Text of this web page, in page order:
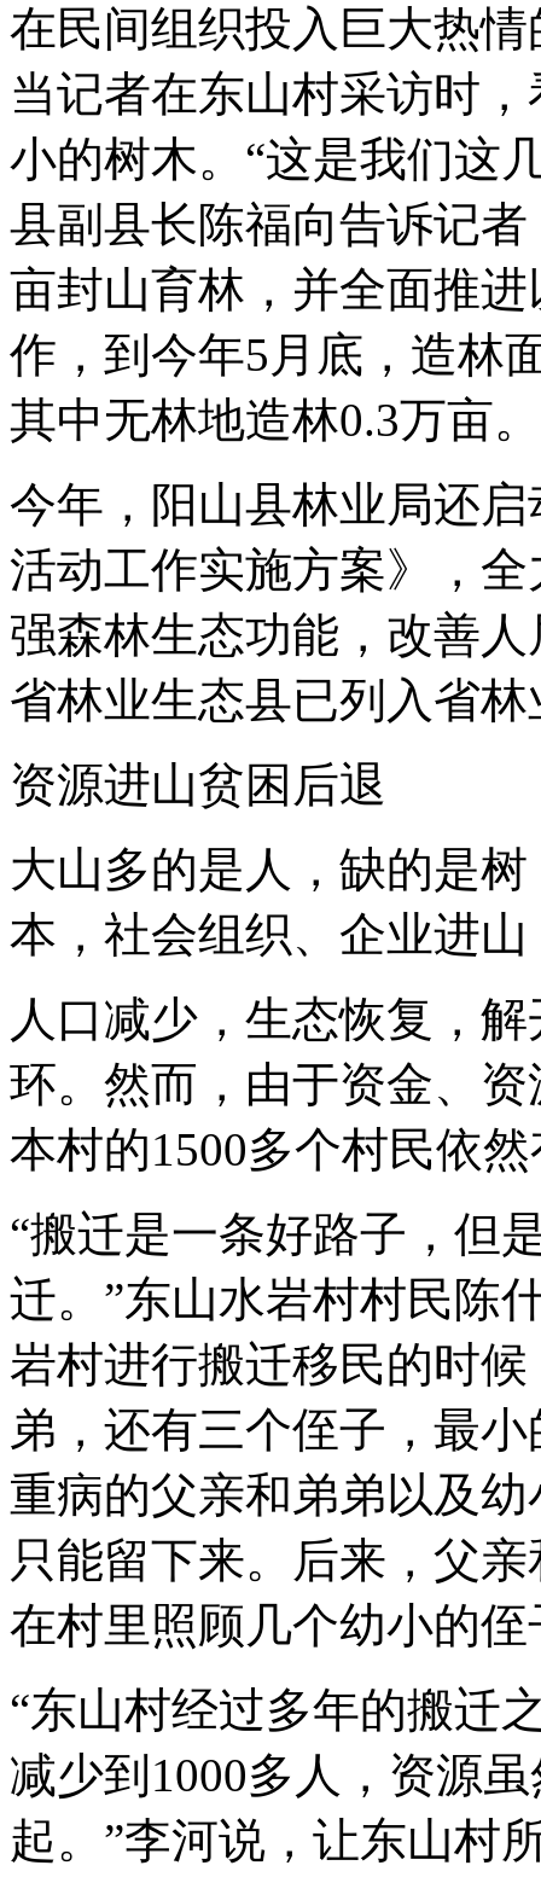
在民间组织投入巨大热
当记者在东山村采访时
小的树木。“这是我们这
县副县长陈福向告诉记
亩封山育林，并全面推
作，到今年5月底，造林
其中无林地造林0.3万亩。
今年，阳山县林业局还
活动工作实施方案》，
强森林生态功能，改善
省林业生态县已列入省
资源进山贫困后退
大山多的是人，缺的是
本，社会组织、企业进
人口减少，生态恢复，
环。然而，由于资金、
本村的1500多个村民依
“搬迁是一条好路子，但
迁。”东山水岩村村民陈
岩村进行搬迁移民的时
弟，还有三个侄子，最
重病的父亲和弟弟以及
只能留下来。后来，父
在村里照顾几个幼小的
“东山村经过多年的搬迁
减少到1000多人，资源
起。”李河说，让东山村